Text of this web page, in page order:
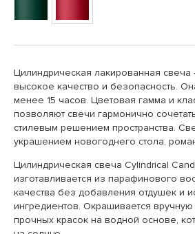
Цилиндрическая лакированная свеча -
высокое качество и безопасность.
менее 15 часов. Цветовая гамма и
позволяют свечи гармонично
стилевым решением пространства.
украшением новогоднего стола,
Цилиндрическая свеча Cylindrical
изготавливается из парафинового
качества без добавления отдушек и
ингредиентов. Окрашивается
прочных красок на водной основе,